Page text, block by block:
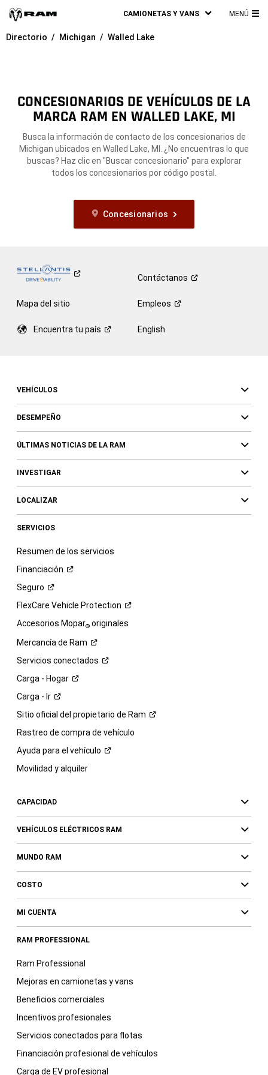
CAMIONETAS Y VANS MENÚ
Directorio Michigan Walled Lake
CONCESIONARIOS DE VEHÍCULOS DE LA
MARCA RAM EN WALLED LAKE, MI
Busca la información de contacto de los concesionarios de
Michigan ubicados en Walled Lake, MI. ¿No encuentras lo que
buscas? Haz clic en "Buscar concesionario" para explorar
todos los concesionarios por código postal.
Concesionarios
Contáctanos
Mapa del sitio Empleos
Encuentra tu país English
VEHÍCULOS
DESEMPEÑO
ÚLTIMAS NOTICIAS DE LA RAM
INVESTIGAR
LOCALIZAR
SERVICIOS
Resumen de los servicios
Financiación
Seguro
FlexCare Vehicle Protection
Accesorios Mopar®originales
Mercancía de Ram
Servicios conectados
Carga - Hogar
Carga - Ir
Sitio oficial del propietario de Ram
Rastreo de compra de vehículo
Ayuda para el vehículo
Movilidad y alquiler
CAPACIDAD
VEHÍCULOS ELÉCTRICOS RAM
MUNDO RAM
COSTO
MI CUENTA
RAM PROFESSIONAL
Ram Professional
Mejoras en camionetas y vans
Beneficios comerciales
Incentivos profesionales
Servicios conectados para flotas
Financiación profesional de vehículos
Carga de EV profesional